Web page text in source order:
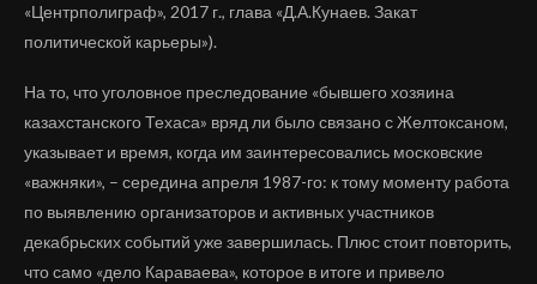
«Центрполиграф», 2017 г., глава «Д.А.Кунаев. Закат
политической карьеры»).
На то, что уголовное преследование «бывшего хозяина
казахстанского Техаса» вряд ли было связано с Желтоксаном,
указывает и время, когда им заинтересовались московские
«важняки», – середина апреля 1987-го: к тому моменту работа
по выявлению организаторов и активных участников
декабрьских событий уже завершилась. Плюс стоит повторить,
что само «дело Караваева», которое в итоге и привело